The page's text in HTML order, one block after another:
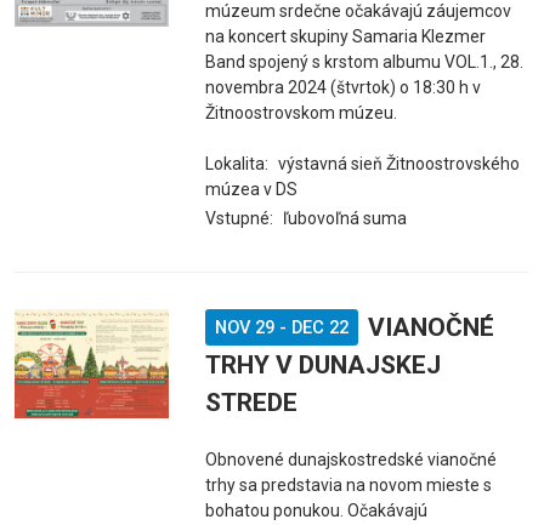
múzeum srdečne očakávajú záujemcov
na koncert skupiny Samaria Klezmer
Band spojený s krstom albumu VOL.1., 28.
novembra 2024 (štvrtok) o 18:30 h v
Žitnoostrovskom múzeu.
Lokalita: výstavná sieň Žitnoostrovského
múzea v DS
Vstupné:
ľubovoľná suma
NOV 29- DEC 22
VIANOČNÉ
TRHY V DUNAJSKEJ
STREDE
Obnovené dunajskostredské vianočné
trhy sa predstavia na novom mieste s
bohatou ponukou. Očakávajú